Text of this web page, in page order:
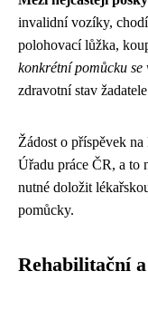
invalidní vozíky,
polohovací lůžka,
konkrétní pomůcku se
zdravotní stav
Žádost o příspěvek
Úřadu práce ČR, a to
nutné doložit
pomůcky.
Rehabilitační